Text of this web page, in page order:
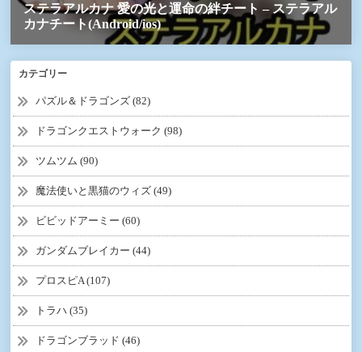
カテゴリー
パズル＆ドラゴンズ (82)
ドラゴンクエストウォーク (98)
ツムツム (90)
魔法使いと黒猫のウィズ (49)
ビビッドアーミー (60)
ガンダムブレイカー (44)
プロスピA (107)
トラハ (35)
ドラゴンブラッド (46)